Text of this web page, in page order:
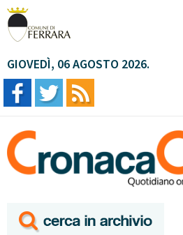
GIOVEDÌ, 06 AGOSTO 2026.